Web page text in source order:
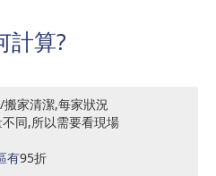
計算?
家清潔,每家狀況
同,所以需要看現場
有95折